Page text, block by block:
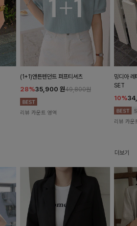
(1+1)앤튼펜던트 퍼프티셔츠
28%35,900 원49,800원
리뷰 카운트 영역
밍디아 레
SET
10%
리뷰 카운
더보기